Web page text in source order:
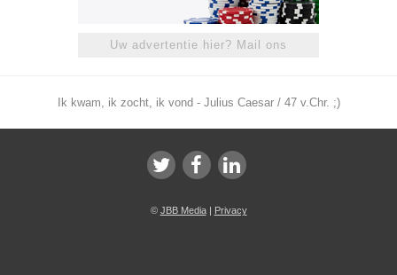
Uw advertentie hier? Mail ons
Ik kwam, ik zocht, ik vond - Julius Caesar / 47 v.Chr. ;)
© JBB Media| Privacy